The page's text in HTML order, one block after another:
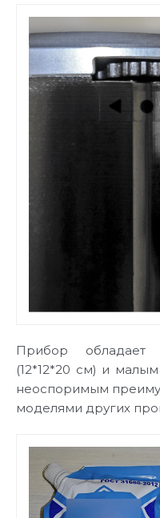
Прибор обладает
(12*12*20 см) и
неоспоримым
моделями других